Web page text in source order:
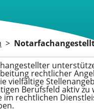
>
rechtlicher
vielfältige
Berufsfeld aktiv zu
im rechtlichen